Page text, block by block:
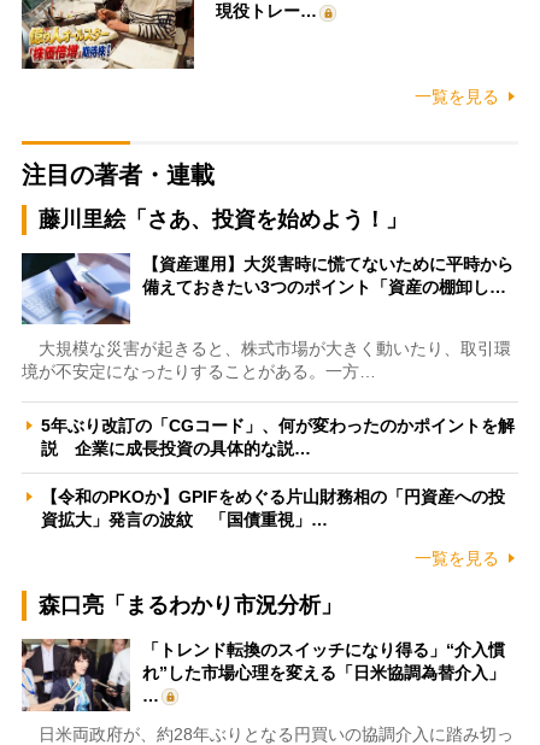
現役トレー…
一覧を見る
注目の著者・連載
藤川里絵「さあ、投資を始めよう！」
【資産運用】大災害時に慌てないために平時から
備えておきたい3つのポイント「資産の棚卸し…
大規模な災害が起きると、株式市場が大きく動いたり、取引環
境が不安定になったりすることがある。一方…
5年ぶり改訂の「CGコード」、何が変わったのかポイントを解
説 企業に成長投資の具体的な説…
【令和のPKOか】GPIFをめぐる片山財務相の「円資産への投
資拡大」発言の波紋 「国債重視」…
一覧を見る
森口亮「まるわかり市況分析」
「トレンド転換のスイッチになり得る」“介入慣
れ”した市場心理を変える「日米協調為替介入」
…
日米両政府が、約28年ぶりとなる円買いの協調介入に踏み切っ